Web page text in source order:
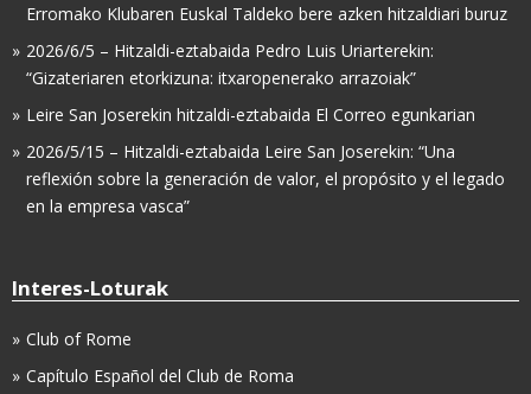
Erromako Klubaren Euskal Taldeko bere azken hitzaldiari buruz
2026/6/5 – Hitzaldi-eztabaida Pedro Luis Uriarterekin:
“Gizateriaren etorkizuna: itxaropenerako arrazoiak”
Leire San Joserekin hitzaldi-eztabaida El Correo egunkarian
2026/5/15 – Hitzaldi-eztabaida Leire San Joserekin: “Una
reflexión sobre la generación de valor, el propósito y el legado
en la empresa vasca”
Interes-Loturak
Club of Rome
Capítulo Español del Club de Roma